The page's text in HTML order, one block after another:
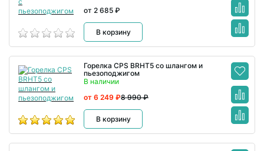
от 2 685 ₽
В корзину
Горелка CPS BRHT5 со шлангом и
пьезоподжигом
В наличии
8 990 ₽
от 6 249 ₽
В корзину